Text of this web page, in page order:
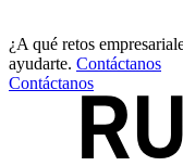
¿A qué retos
ayudarte. Contáctanos
Contáctanos